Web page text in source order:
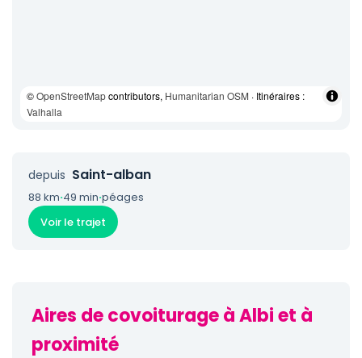
©OpenStreetMapcontributors, Humanitarian OSM · Itinéraires :
Valhalla
depuis Saint-alban
88 km·49 min·péages
Voir le trajet
Aires de covoiturage à Albi et à
proximité